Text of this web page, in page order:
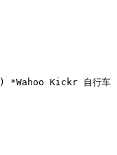
Kickr 自行车